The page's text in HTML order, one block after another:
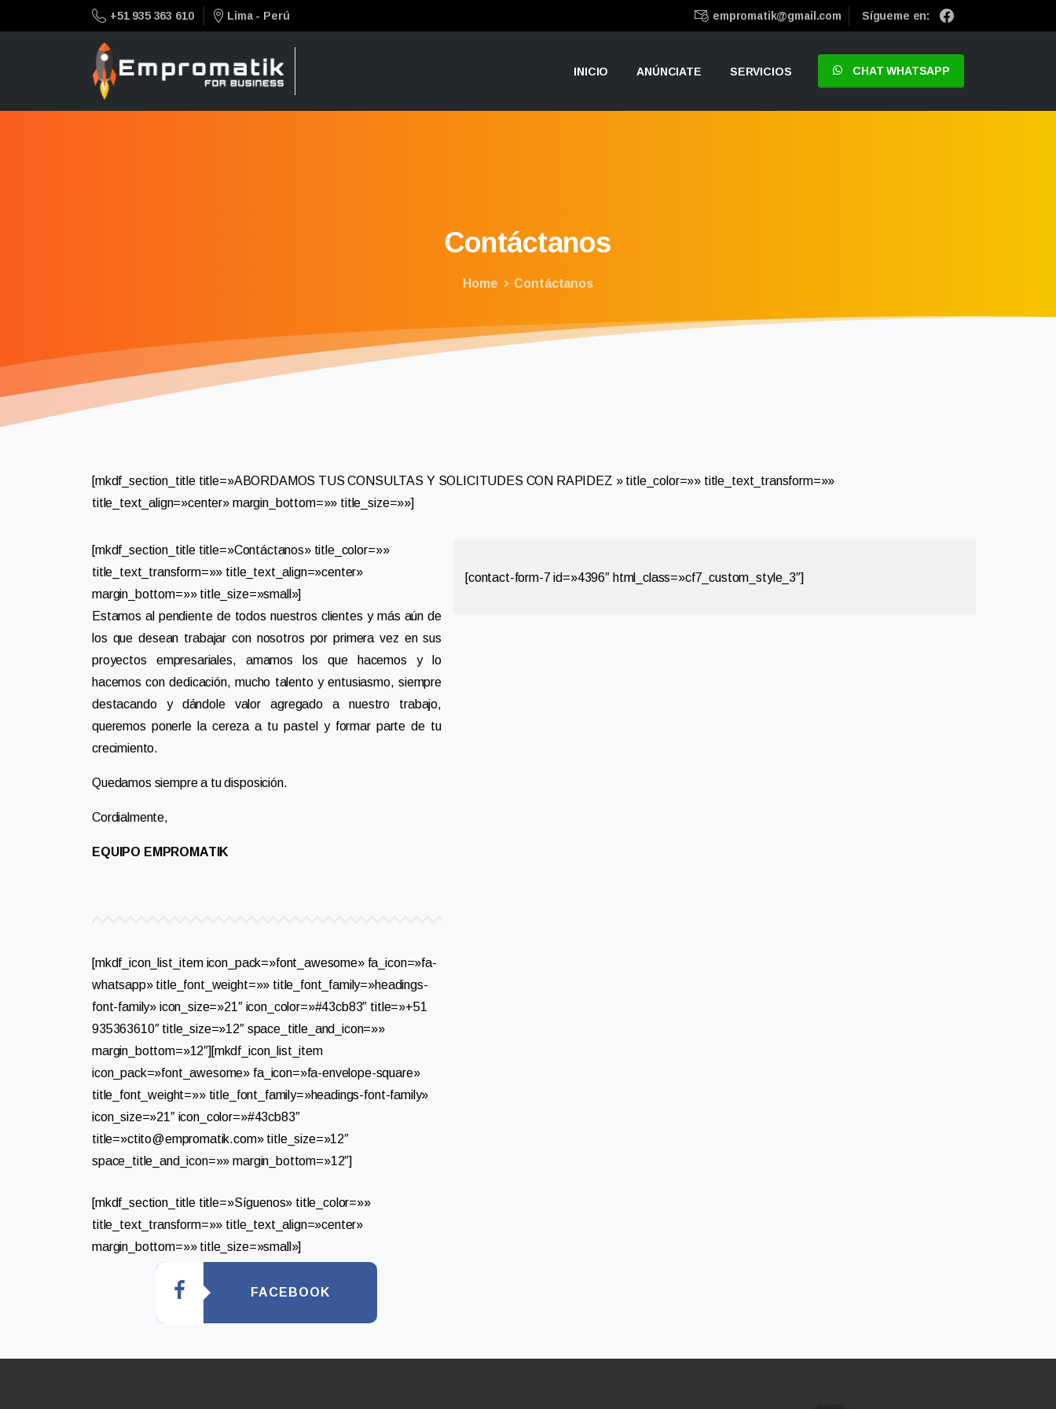
+51 935 363 610 Lima - Perú empromatik@gmail.com Sígueme en:
INICIO ANÚNCIATE SERVICIOS CHAT WHATSAPP
Contáctanos
Home Contáctanos
[mkdf_section_title title=»ABORDAMOS TUS CONSULTAS Y SOLICITUDES CON RAPIDEZ » title_color=»» title_text_transform=»»
title_text_align=»center» margin_bottom=»» title_size=»»]
[mkdf_section_title title=»Contáctanos» title_color=»»
title_text_transform=»» title_text_align=»center»
margin_bottom=»» title_size=»small»]
Estamos al pendiente de todos nuestros clientes y más aún de
los que desean trabajar con nosotros por primera vez en sus
proyectos empresariales, amamos los que hacemos y lo
hacemos con dedicación, mucho talento y entusiasmo, siempre
destacando y dándole valor agregado a nuestro trabajo,
queremos ponerle la cereza a tu pastel y formar parte de tu
crecimiento.
Quedamos siempre a tu disposición.
Cordialmente,
EQUIPO EMPROMATIK
[mkdf_icon_list_item icon_pack=»font_awesome» fa_icon=»fa-
whatsapp» title_font_weight=»» title_font_family=»headings-
font-family» icon_size=»21″ icon_color=»#43cb83″ title=»+51
935363610″ title_size=»12″ space_title_and_icon=»»
margin_bottom=»12″][mkdf_icon_list_item
icon_pack=»font_awesome» fa_icon=»fa-envelope-square»
title_font_weight=»» title_font_family=»headings-font-family»
icon_size=»21″ icon_color=»#43cb83″
title=»ctito@empromatik.com» title_size=»12″
space_title_and_icon=»» margin_bottom=»12″]
[mkdf_section_title title=»Síguenos» title_color=»»
title_text_transform=»» title_text_align=»center»
margin_bottom=»» title_size=»small»]
FACEBOOK
[contact-form-7 id=»4396″ html_class=»cf7_custom_style_3″]